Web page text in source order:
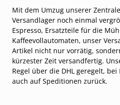
Mit dem Umzug unserer
Versandlager noch einmal
Espresso, Ersatzteile für die
Kaffeevollautomaten, unser
Artikel nicht nur vorrätig,
kürzester Zeit versandfertig.
Regel über die DHL geregelt,
auch auf Speditionen zurück.